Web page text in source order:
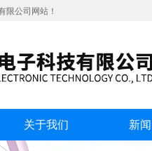
限公司网站！
关于我们 新